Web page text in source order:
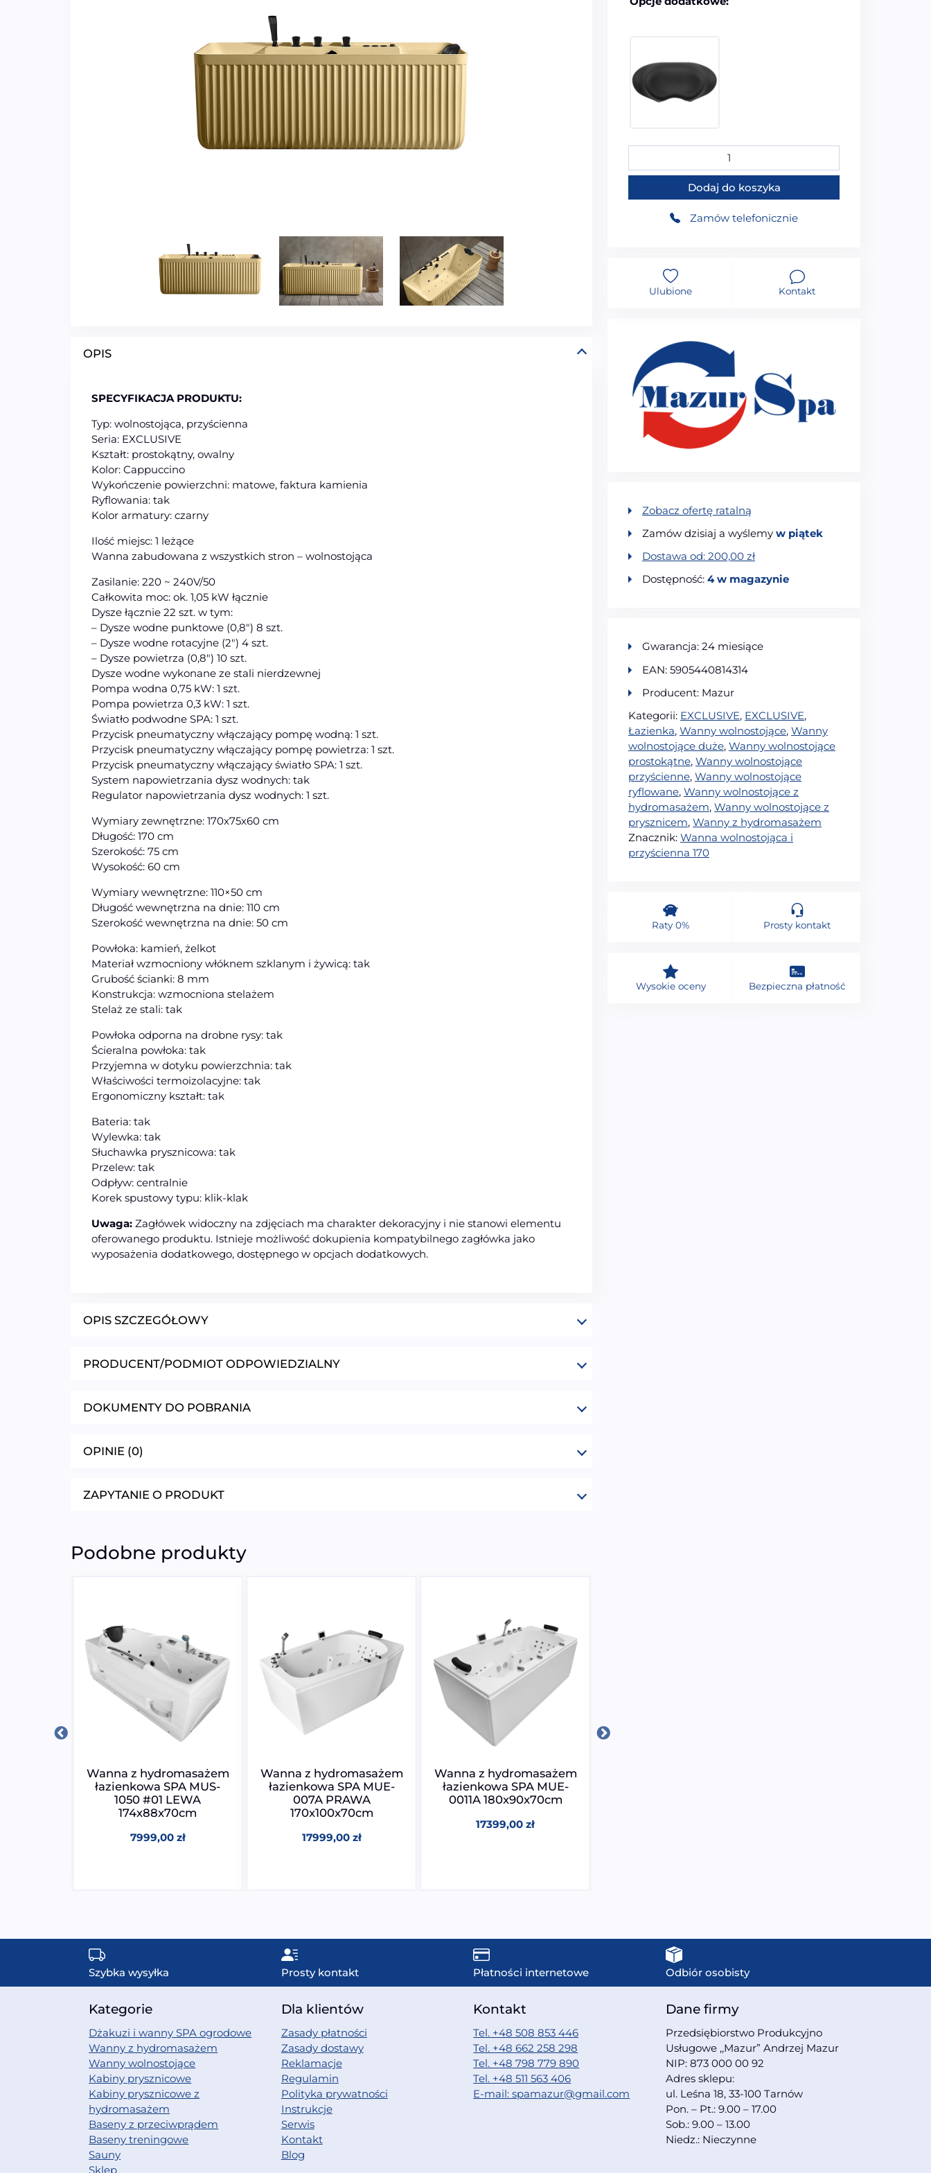
OPIS
SPECYFIKACJA PRODUKTU:
Typ: wolnostojąca, przyścienna
Seria: EXCLUSIVE
Kształt: prostokątny, owalny
Kolor: Cappuccino
Wykończenie powierzchni: matowe, faktura kamienia
Ryflowania: tak
Kolor armatury: czarny
Ilość miejsc: 1 leżące
Wanna zabudowana z wszystkich stron – wolnostojąca
Zasilanie: 220 ~ 240V/50
Całkowita moc: ok. 1,05 kW łącznie
Dysze łącznie 22 szt. w tym:
– Dysze wodne punktowe (0,8″) 8 szt.
– Dysze wodne rotacyjne (2″) 4 szt.
– Dysze powietrza (0,8″) 10 szt.
Dysze wodne wykonane ze stali nierdzewnej
Pompa wodna 0,75 kW: 1 szt.
Pompa powietrza 0,3 kW: 1 szt.
Światło podwodne SPA: 1 szt.
Przycisk pneumatyczny włączający pompę wodną: 1 szt.
Przycisk pneumatyczny włączający pompę powietrza: 1 szt.
Przycisk pneumatyczny włączający światło SPA: 1 szt.
System napowietrzania dysz wodnych: tak
Regulator napowietrzania dysz wodnych: 1 szt.
Wymiary zewnętrzne: 170x75x60 cm
Długość: 170 cm
Szerokość: 75 cm
Wysokość: 60 cm
Wymiary wewnętrzne: 110×50 cm
Długość wewnętrzna na dnie: 110 cm
Szerokość wewnętrzna na dnie: 50 cm
Powłoka: kamień, żelkot
Materiał wzmocniony włóknem szklanym i żywicą: tak
Grubość ścianki: 8 mm
Konstrukcja: wzmocniona stelażem
Stelaż ze stali: tak
Powłoka odporna na drobne rysy: tak
Ścieralna powłoka: tak
Przyjemna w dotyku powierzchnia: tak
Właściwości termoizolacyjne: tak
Ergonomiczny kształt: tak
Bateria: tak
Wylewka: tak
Słuchawka prysznicowa: tak
Przelew: tak
Odpływ: centralnie
Korek spustowy typu: klik-klak
Uwaga: Zagłówek widoczny na zdjęciach ma charakter dekoracyjny i nie stanowi elementu
oferowanego produktu. Istnieje możliwość dokupienia kompatybilnego zagłówka jako
wyposażenia dodatkowego, dostępnego w opcjach dodatkowych.
OPIS SZCZEGÓŁOWY
PRODUCENT/PODMIOT ODPOWIEDZIALNY
DOKUMENTY DO POBRANIA
OPINIE (0)
ZAPYTANIE O PRODUKT
Podobne produkty
Wanna z hydromasażem
łazienkowa SPA MUS-
1050 #01 LEWA
174x88x70cm
7999,00 zł
Wanna z hydromasażem
łazienkowa SPA MUE-
007A PRAWA
170x100x70cm
17999,00 zł
Wanna z hydromasażem
łazienkowa SPA MUE-
0011A 180x90x70cm
17399,00 zł
ilość MUE-D005CP Wanna wolnostojąca przyścienna SPA
Dodaj do koszyka
Zamów telefonicznie
Ulubione Kontakt
Zobacz ofertę ratalną
Zamów dzisiaj a wyślemy w piątek
Dostawa od: 200,00 zł
Dostępność: 4 w magazynie
Gwarancja: 24 miesiące
EAN: 5905440814314
Producent: Mazur
Kategorii: EXCLUSIVE, EXCLUSIVE,
Łazienka, Wanny wolnostojące, Wanny
wolnostojące duże, Wanny wolnostojące
prostokątne, Wanny wolnostojące
przyścienne, Wanny wolnostojące
ryflowane, Wanny wolnostojące z
hydromasażem, Wanny wolnostojące z
prysznicem, Wanny z hydromasażem
Znacznik: Wanna wolnostojąca i
przyścienna 170
Raty 0% Prosty kontakt
Wysokie oceny Bezpieczna płatność
Szybka wysyłka Prosty kontakt Płatności internetowe Odbiór osobisty
Kategorie
Dżakuzi i wanny SPA ogrodowe
Wanny z hydromasażem
Wanny wolnostojące
Kabiny prysznicowe
Kabiny prysznicowe z
hydromasażem
Baseny z przeciwprądem
Baseny treningowe
Sauny
Sklep
Dla klientów
Zasady płatności
Zasady dostawy
Reklamacje
Regulamin
Polityka prywatności
Instrukcje
Serwis
Kontakt
Blog
Kontakt
Tel. +48 508 853 446
Tel. +48 662 258 298
Tel. +48 798 779 890
Tel. +48 511 563 406
E-mail: spamazur@gmail.com
Dane firmy
Przedsiębiorstwo Produkcyjno
Usługowe ,,Mazur” Andrzej Mazur
NIP: 873 000 00 92
Adres sklepu:
ul. Leśna 18, 33-100 Tarnów
Pon. – Pt.: 9.00 – 17.00
Sob.: 9.00 – 13.00
Niedz.: Nieczynne